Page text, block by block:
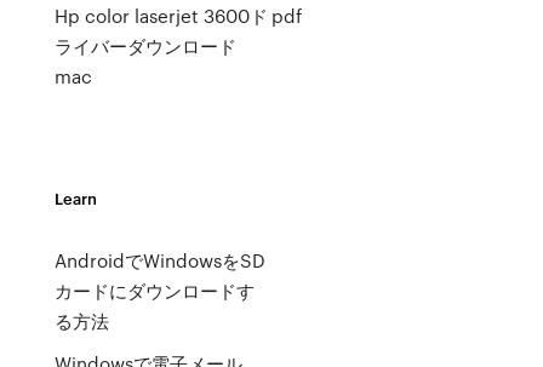
Hp color laserjet 3600ド
ライバーダウンロード
mac
pdf
Learn
AndroidでWindowsをSD
カードにダウンロードす
る方法